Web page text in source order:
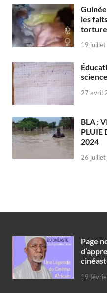
les
19
27 avril
BLA :
PLUIE
2024
26
Page
19